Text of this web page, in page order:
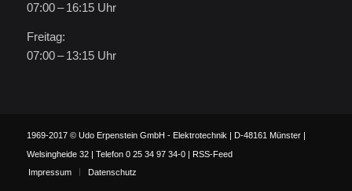
07:00 – 16:15 Uhr
Freitag:
07:00 – 13:15 Uhr
1969-2017 © Udo Erpenstein GmbH - Elektrotechnik | D-48161 Münster |
Welsingheide 32 | Telefon 0 25 34 97 34-0 | RSS-Feed
Impressum
Datenschutz